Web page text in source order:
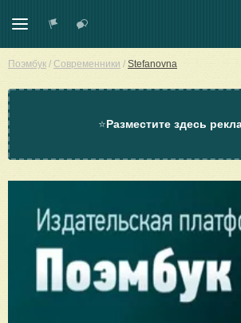
Поэмбук / Современники / Stefanovna
⭐Разместите здесь